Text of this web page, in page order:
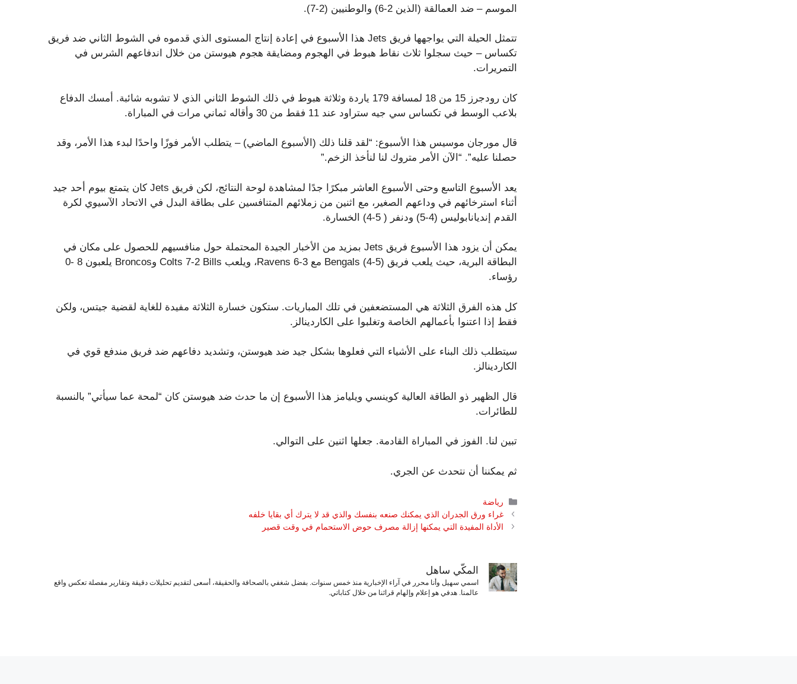
الموسم – ضد العمالقة (الذين 2-6) والوطنيين (2-7).
تتمثل الحيلة التي يواجهها فريق Jets هذا الأسبوع في إعادة إنتاج المستوى الذي قدموه في الشوط الثاني ضد فريق
تكساس – حيث سجلوا ثلاث نقاط هبوط في الهجوم ومضايقة هجوم هيوستن من خلال اندفاعهم الشرس في
التمريرات.
كان رودجرز 15 من 18 لمسافة 179 ياردة وثلاثة هبوط في ذلك الشوط الثاني الذي لا تشوبه شائبة. أمسك الدفاع
بلاعب الوسط في تكساس سي جيه ستراود عند 11 فقط من 30 وأقاله ثماني مرات في المباراة.
قال مورجان موسيس هذا الأسبوع: “لقد قلنا ذلك (الأسبوع الماضي) – يتطلب الأمر فوزًا واحدًا لبدء هذا الأمر، وقد
حصلنا عليه”. “الآن الأمر متروك لنا لنأخذ الزخم.”
يعد الأسبوع التاسع وحتى الأسبوع العاشر مبكرًا جدًا لمشاهدة لوحة النتائج، لكن فريق Jets كان يتمتع بيوم أحد جيد
أثناء استرخائهم في وداعهم الصغير، مع اثنين من زملائهم المتنافسين على بطاقة البدل في الاتحاد الآسيوي لكرة
القدم إنديانابوليس (4-5) ودنفر ( 5-4) الخسارة.
يمكن أن يزود هذا الأسبوع فريق Jets بمزيد من الأخبار الجيدة المحتملة حول منافسيهم للحصول على مكان في
البطاقة البرية، حيث يلعب فريق Bengals (4-5) مع Ravens 6-3، ويلعب Colts 7-2 Bills وBroncos يلعبون 8 -0
رؤساء.
كل هذه الفرق الثلاثة هي المستضعفين في تلك المباريات. ستكون خسارة الثلاثة مفيدة للغاية لقضية جيتس، ولكن
فقط إذا اعتنوا بأعمالهم الخاصة وتغلبوا على الكاردينالز.
سيتطلب ذلك البناء على الأشياء التي فعلوها بشكل جيد ضد هيوستن، وتشديد دفاعهم ضد فريق مندفع قوي في
الكاردينالز.
قال الظهير ذو الطاقة العالية كوينسي ويليامز هذا الأسبوع إن ما حدث ضد هيوستن كان “لمحة عما سيأتي” بالنسبة
للطائرات.
تبين لنا. الفوز في المباراة القادمة. جعلها اثنين على التوالي.
ثم يمكننا أن نتحدث عن الجري.
التصنيفات
رياضة
غراء ورق الجدران الذي يمكنك صنعه بنفسك والذي قد لا يترك أي بقايا خلفه
الأداة المفيدة التي يمكنها إزالة مصرف حوض الاستحمام في وقت قصير
المكّي ساهل
اسمي سهيل وأنا محرر في آراء الإخبارية منذ خمس سنوات. بفضل شغفي بالصحافة والحقيقة، أسعى لتقديم تحليلات دقيقة وتقارير مفصلة تعكس واقع
عالمنا. هدفي هو إعلام وإلهام قرائنا من خلال كتاباتي.